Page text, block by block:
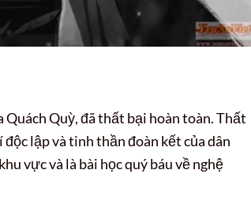
Quỳ, đã thất bại hoàn toàn. Thất
lập và tinh thần đoàn kết của dân
vực và là bài học quý báu về nghệ